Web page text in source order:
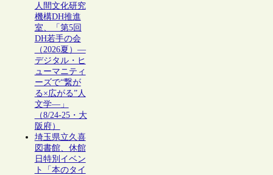
人間文化研究
機構DH推進
室、「第5回
DH若手の会
（2026夏）―
デジタル・ヒ
ューマニティ
ーズで“繋が
る×広がる”人
文学―」
（8/24-25・大
阪府）
埼玉県立久喜
図書館、休館
日特別イベン
ト「本のタイ